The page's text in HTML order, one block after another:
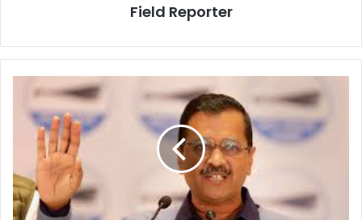
Field Reporter